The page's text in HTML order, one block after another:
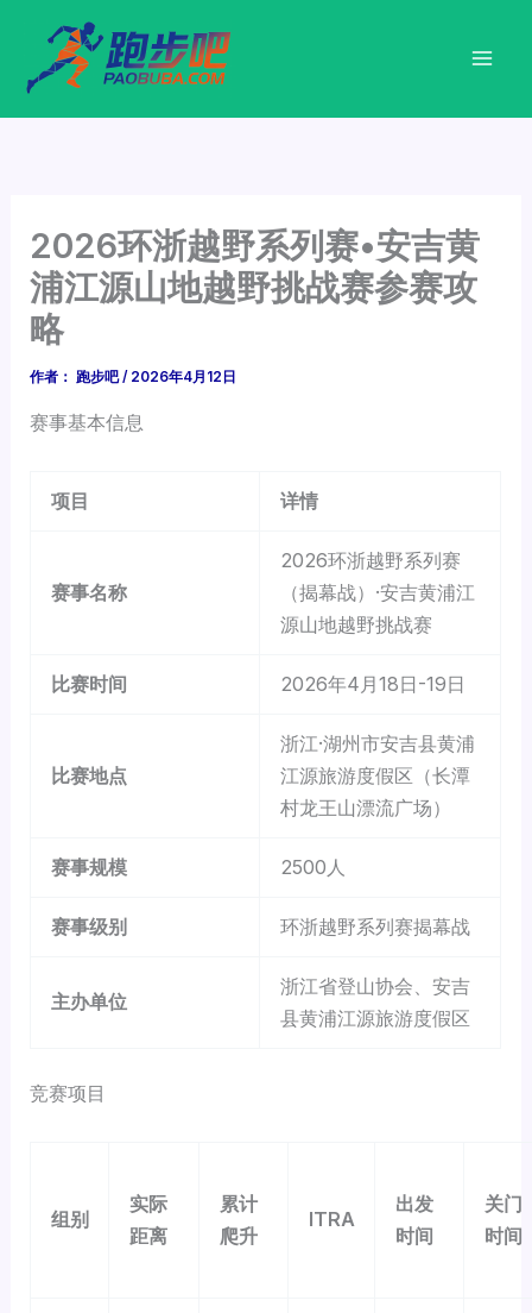
2026环浙越野系列赛•安吉黄
浦江源山地越野挑战赛参赛攻
略
作者： 跑步吧/ 2026年4月12日
赛事基本信息
项目 详情
赛事名称
2026环浙越野系列赛
（揭幕战）·安吉黄浦江
源山地越野挑战赛
比赛时间 2026年4月18日-19日
比赛地点
浙江·湖州市安吉县黄浦
江源旅游度假区（长潭
村龙王山漂流广场）
赛事规模 2500人
赛事级别 环浙越野系列赛揭幕战
主办单位
浙江省登山协会、安吉
县黄浦江源旅游度假区
竞赛项目
组别
实际
距离
累计
爬升
ITRA
出发
时间
关门
时间